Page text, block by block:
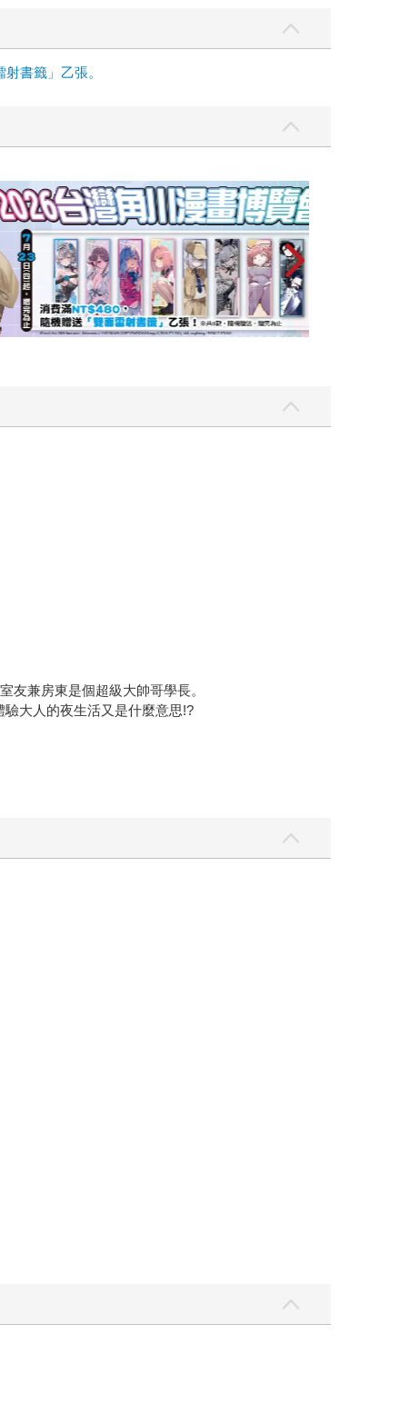
書籤」乙張。
友兼房東是個超級大帥哥學長。
大人的夜生活又是什麼意思!?